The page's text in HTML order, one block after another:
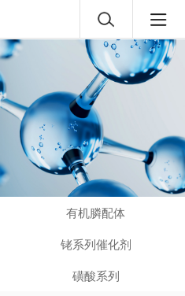
有机膦配体
铑系列催化剂
磺酸系列